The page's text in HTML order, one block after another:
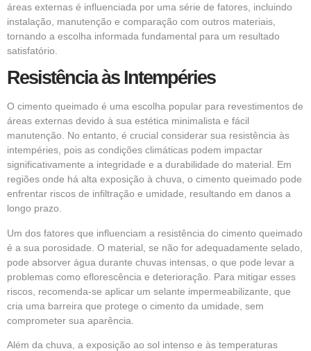
áreas externas é influenciada por uma série de fatores, incluindo
instalação, manutenção e comparação com outros materiais,
tornando a escolha informada fundamental para um resultado
satisfatório.
Resistência às Intempéries
O cimento queimado é uma escolha popular para revestimentos de
áreas externas devido à sua estética minimalista e fácil
manutenção. No entanto, é crucial considerar sua resistência às
intempéries, pois as condições climáticas podem impactar
significativamente a integridade e a durabilidade do material. Em
regiões onde há alta exposição à chuva, o cimento queimado pode
enfrentar riscos de infiltração e umidade, resultando em danos a
longo prazo.
Um dos fatores que influenciam a resistência do cimento queimado
é a sua porosidade. O material, se não for adequadamente selado,
pode absorver água durante chuvas intensas, o que pode levar a
problemas como eflorescência e deterioração. Para mitigar esses
riscos, recomenda-se aplicar um selante impermeabilizante, que
cria uma barreira que protege o cimento da umidade, sem
comprometer sua aparência.
Além da chuva, a exposição ao sol intenso e às temperaturas